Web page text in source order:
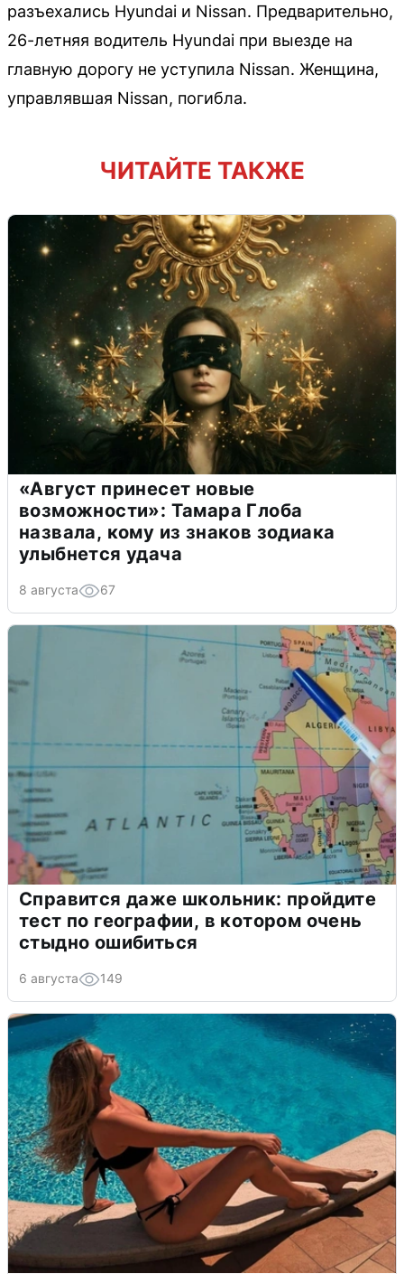
разъехались Hyundai и Nissan. Предварительно,
26-летняя водитель Hyundai при выезде на
главную дорогу не уступила Nissan. Женщина,
управлявшая Nissan, погибла.
ЧИТАЙТЕ ТАКЖЕ
«Август принесет новые
возможности»: Тамара Глоба
назвала, кому из знаков зодиака
улыбнется удача
8 августа 67
Справится даже школьник: пройдите
тест по географии, в котором очень
стыдно ошибиться
6 августа 149